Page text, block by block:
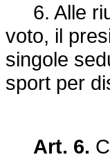
6. Alle
voto, il
singole
sport per
Art. 6.